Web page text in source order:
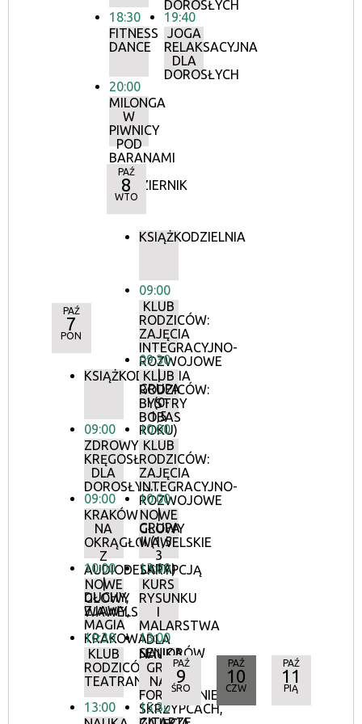
18:30
FITNESS
DANCE
20:00
MILONGA
W
PIWNICY
POD
BARANAMI
–
PAŹDZIERNIK
DOROSŁYCH
19:40
JOGA
RELAKSACYJNA
DLA
DOROSŁYCH
PAŹ
7
PON
KSIĄŻKODZIELNIA
09:00
ZDROWY
KRĘGOSŁUP
DLA
DOROSŁYCH
09:00
KRAKÓW
NA
OKRĄGŁO
Z
AUDIODESKRYPCJĄ
|
DUCHY,
ZJAWY,
MAGIA
KRAKOWA
10:00
NOWE
GŁOWY
WAWELSKIE
10:30
KLUB
RODZICÓW:
TEATRANKI
13:00
PAŹ
8
WTO
KSIĄŻKODZIELNIA
09:00
KLUB
RODZICÓW:
ZAJĘCIA
INTEGRACYJNO-
ROZWOJOWE
|
GRUPA
I (0-
1,5
ROKU)
09:30
KLUB
RODZICÓW:
BYSTRY
BOBAS
10:00
KLUB
RODZICÓW:
ZAJĘCIA
INTEGRACYJNO-
ROZWOJOWE
|
GRUPA
II (1,5-
3
LATA)
10:00
NOWE
GŁOWY
WAWELSKIE
13:00
KURS
RYSUNKU
I
MALARSTWA
DLA
SENIORÓW
13:00
NAUKA
GRY
NA
FORTEPIANIE,
SKRZYPCACH,
15:30
PAŹ
9
ŚRO
PAŹ
10
CZW
PAŹ
11
PIĄ